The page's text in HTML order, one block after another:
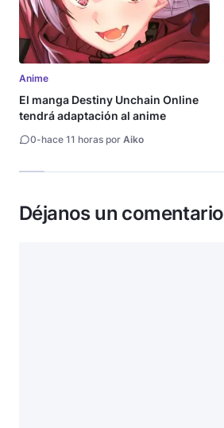
Anime
El manga Destiny Unchain Online
tendrá adaptación al anime
0-hace 11 horas por Aiko
Déjanos un comentario